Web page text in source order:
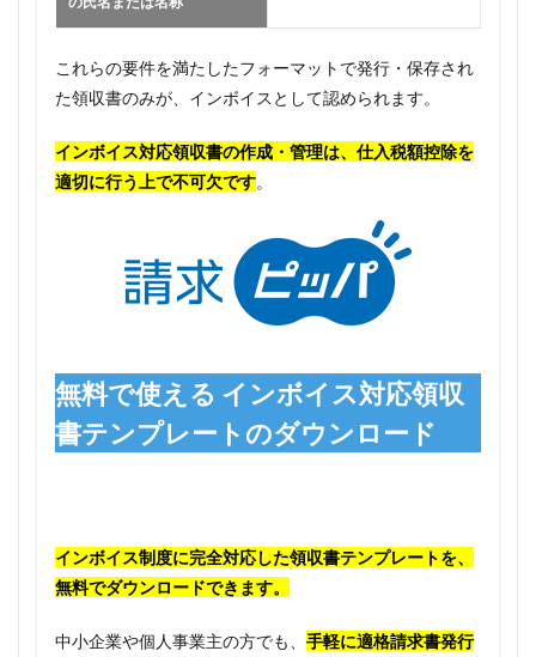
これらの要件を満たしたフォーマットで発行・保存され
た領収書のみが、インボイスとして認められます。
インボイス対応領収書の作成・管理は、仕入税額控除を
適切に行う上で不可欠です。
無料で使える インボイス対応領収
書テンプレートのダウンロード
インボイス制度に完全対応した領収書テンプレートを、
無料でダウンロードできます。
中小企業や個人事業主の方でも、 手軽に適格請求書発行